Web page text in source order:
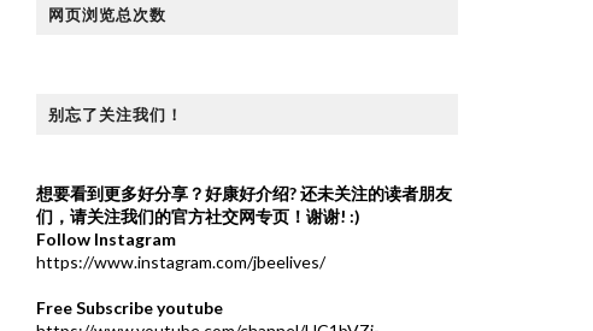
网页浏览总次数
别忘了关注我们！
想要看到更多好分享？好康好介绍?还未关注的读者朋友
们，请关注我们的官方社交网专页！谢谢! :)
Follow Instagram
https://www.instagram.com/jbeelives/
Free Subscribe youtube